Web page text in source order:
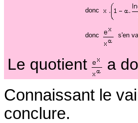
donc
donc s'en
Le quotient
a
Connaissant le
conclure.